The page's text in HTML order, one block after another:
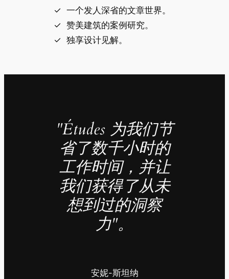
一个发人深省的文章世界。
赞美建筑的案例研究。
独享设计见解。
"Études 为我们节
省了数千小时的
工作时间，并让
我们获得了从未
想到过的洞察
力"。
安妮-斯坦纳